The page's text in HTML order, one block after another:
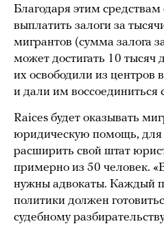
Благодаря этим
выплатить залоги за
мигрантов (сумма залога
может достигать 10 тысяч
их освободили из центров
и дали им воссоединиться
Raices будет оказывать
юридическую помощь, для
расширить свой штат
примерно из 50 человек.
нужны адвокаты. Каждый
политики должен
судебному